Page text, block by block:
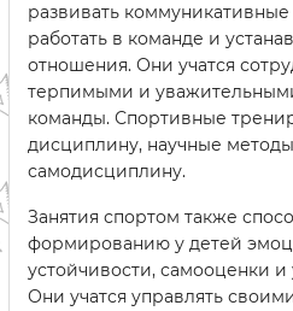
развивать коммуникативные
работать в команде и
отношения. Они учатся
терпимыми и
команды. Спортивные
дисциплину, научные
самодисциплину.
Занятия спортом также
формированию у детей
устойчивости, самооценки и
Они учатся управлять